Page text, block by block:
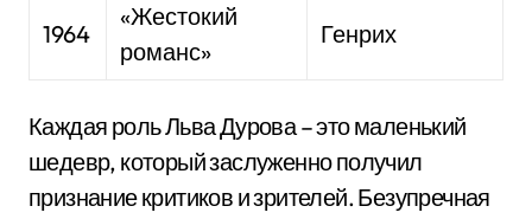
1964
«Жестокий
романс»
Генрих
Каждая роль Льва Дурова – это маленький
шедевр, который заслуженно получил
признание критиков и зрителей. Безупречная